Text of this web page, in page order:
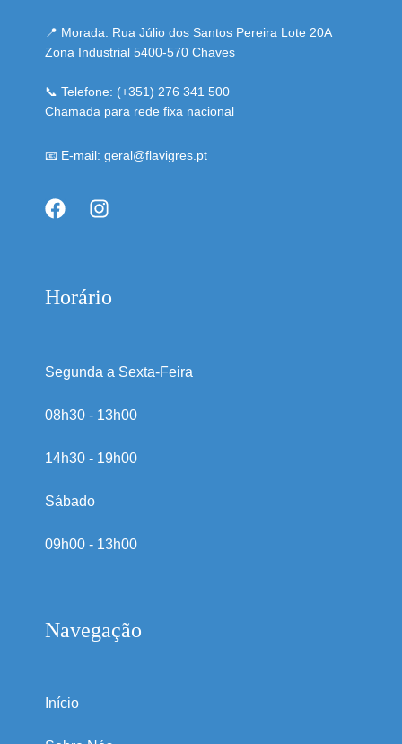
📍 Morada: Rua Júlio dos Santos Pereira Lote 20A
Zona Industrial 5400-570 Chaves
📞 Telefone: (+351) 276 341 500
Chamada para rede fixa nacional
📧 E-mail: geral@flavigres.pt
Horário
Segunda a Sexta-Feira
08h30 - 13h00
14h30 - 19h00
Sábado
09h00 - 13h00
Navegação
Início